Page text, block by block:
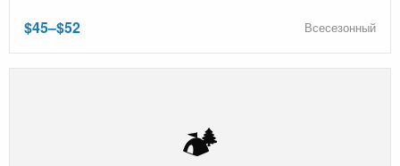
$45–$52 Всесезонный
🏕️